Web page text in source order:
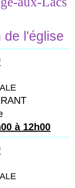
de l'église
à 12h00